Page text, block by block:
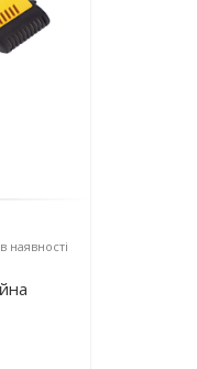
наявності